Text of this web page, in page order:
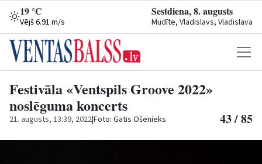
19 °C
Vējš 6.91 m/s
Sestdiena, 8. augusts
Mudīte, Vladislavs, Vladislava
Festivāla «Ventspils Groove 2022»
noslēguma koncerts
21. augusts, 13:39, 2022|Foto: Gatis Ošenieks 43 / 85